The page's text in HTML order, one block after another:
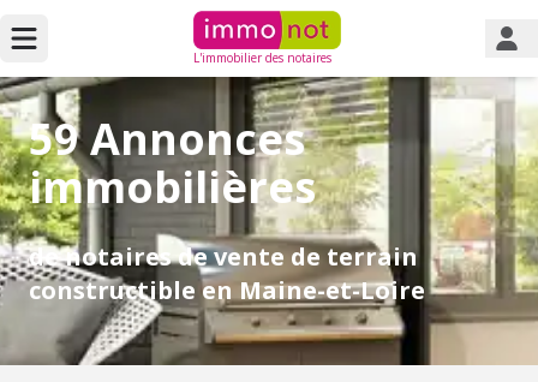
L'immobilier des notaires
59 Annonces
immobilières
de notaires de vente de terrain
constructible en Maine-et-Loire